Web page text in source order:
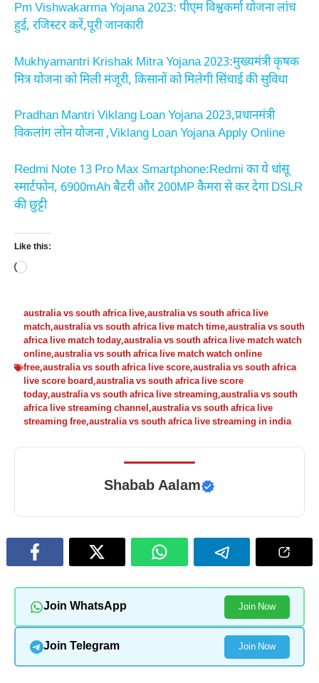
Pm Vishwakarma Yojana 2023: पीएम विश्वकर्मा योजना लांच
हुई, रजिस्टर करें,पूरी जानकारी
Mukhyamantri Krishak Mitra Yojana 2023:मुख्यमंत्री कृषक
मित्र योजना को मिली मंजूरी, किसानों को मिलेगी सिंचाई की सुविधा
Pradhan Mantri Viklang Loan Yojana 2023,प्रधानमंत्री
विकलांग लोन योजना ,Viklang Loan Yojana Apply Online
Redmi Note 13 Pro Max Smartphone:Redmi का ये धांसू
स्मार्टफोन, 6900mAh बैटरी और 200MP कैमरा से कर देगा DSLR
की छुट्टी
Like this:
Loading…
australia vs south africa live,australia vs south africa live
match,australia vs south africa live match time,australia vs south
africa live match today,australia vs south africa live match watch
online,australia vs south africa live match watch online
free,australia vs south africa live score,australia vs south africa
live score board,australia vs south africa live score
today,australia vs south africa live streaming,australia vs south
africa live streaming channel,australia vs south africa live
streaming free,australia vs south africa live streaming in india
Shabab Aalam
Join WhatsApp Join Now
Join Telegram Join Now